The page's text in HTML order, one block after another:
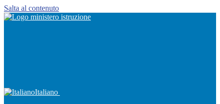
Salta al contenuto
Italiano